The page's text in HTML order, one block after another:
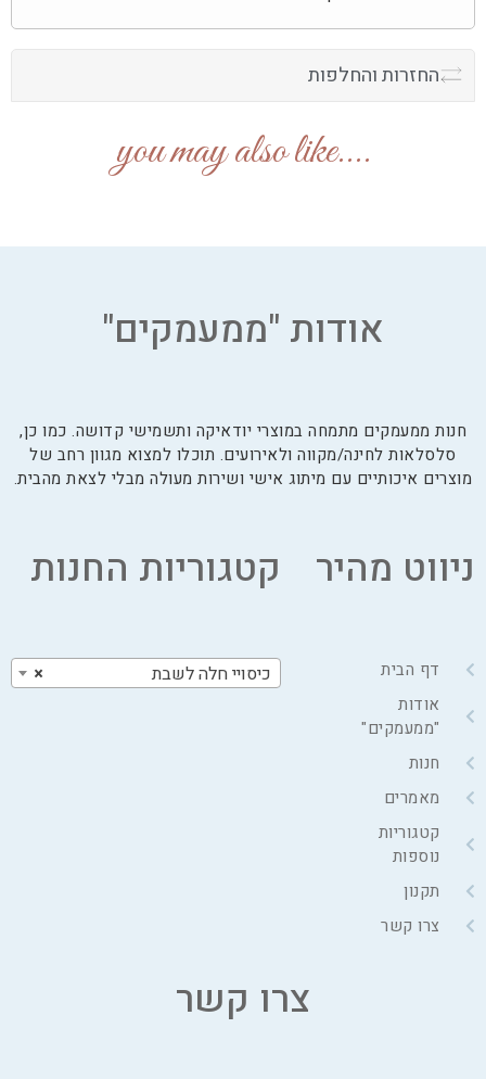
החזרות והחלפות
....you may also like
אודות "ממעמקים"
חנות ממעמקים מתמחה במוצרי יודאיקה ותשמישי קדושה. כמו כן,
סלסלאות לחינה/מקווה ולאירועים. תוכלו למצוא מגוון רחב של
מוצרים איכותיים עם מיתוג אישי ושירות מעולה מבלי לצאת מהבית.
ניווט מהיר
דף הבית
אודות
"ממעמקים"
חנות
מאמרים
קטגוריות
נוספות
תקנון
צרו קשר
קטגוריות החנות
× כיסויי חלה לשבת
צרו קשר